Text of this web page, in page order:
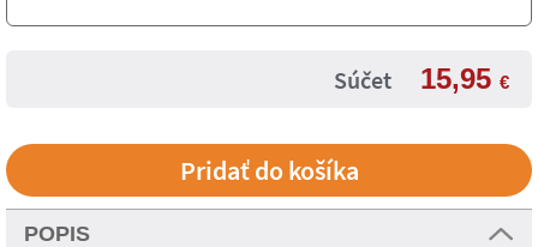
Súčet 15,95 €
POPIS